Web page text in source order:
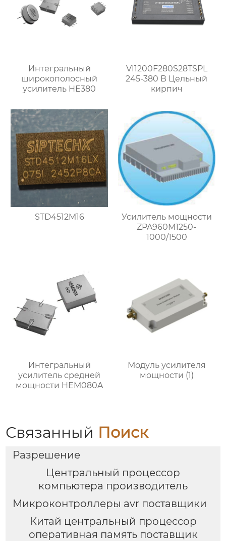
Интегральный
широкополосный
усилитель HE380
VI1200F280S28TSPL
245-380 В Цельный
кирпич
STD4512M16
Усилитель мощности
ZPA960M1250-
1000/1500
Интегральный
усилитель средней
мощности HEM080A
Модуль усилителя
мощности (1)
Связанный Поиск
Разрешение
Центральный процессор
компьютера производитель
Микроконтроллеры avr поставщики
Китай центральный процессор
оперативная память поставщик